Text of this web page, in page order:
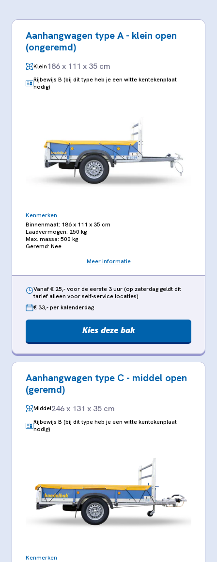
Aanhangwagen type A - klein open
(ongeremd)
Klein186 x 111 x 35 cm
Rijbewijs B (bij dit type heb je een witte kentekenplaat
nodig)
Kenmerken
Binnenmaat: 186 x 111 x 35 cm
Laadvermogen: 250 kg
Max. massa: 500 kg
Geremd: Nee
Meer informatie
Vanaf € 25,- voor de eerste 3 uur (op zaterdag geldt dit
tarief alleen voor self-service locaties)
€ 33,- per kalenderdag
Kies deze bak
Aanhangwagen type C - middel open
(geremd)
Middel246 x 131 x 35 cm
Rijbewijs B (bij dit type heb je een witte kentekenplaat
nodig)
Kenmerken